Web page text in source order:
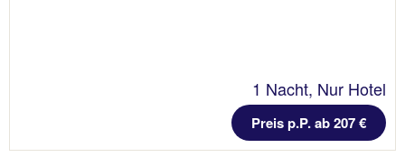
1 Nacht, Nur Hotel
Preis p.P. ab 207 €